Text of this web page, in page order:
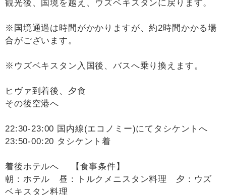
観光後、国境を越え、ウズベキスタンに戻ります。
※国境通過は時間がかかりますが、約2時間かかる場
合がございます。
※ウズベキスタン入国後、バスへ乗り換えます。
ヒヴァ到着後、夕食
その後空港へ
22:30-23:00 国内線(エコノミー)にてタシケントへ
23:50-00:20 タシケント着
着後ホテルへ 【食事条件】
朝：ホテル 昼：トルクメニスタン料理 夕：ウズ
ベキスタン料理